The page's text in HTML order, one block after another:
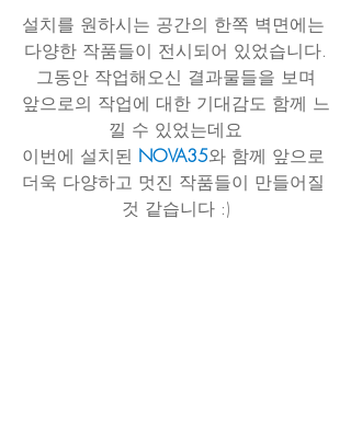
설치를 원하시는 공간의 한쪽 벽면에는
다양한 작품들이 전시되어 있었습니다.
그동안 작업해오신 결과물들을 보며
앞으로의 작업에 대한 기대감도 함께 느
낄 수 있었는데요
이번에 설치된 NOVA35와 함께 앞으로
더욱 다양하고 멋진 작품들이 만들어질
것 같습니다 :)